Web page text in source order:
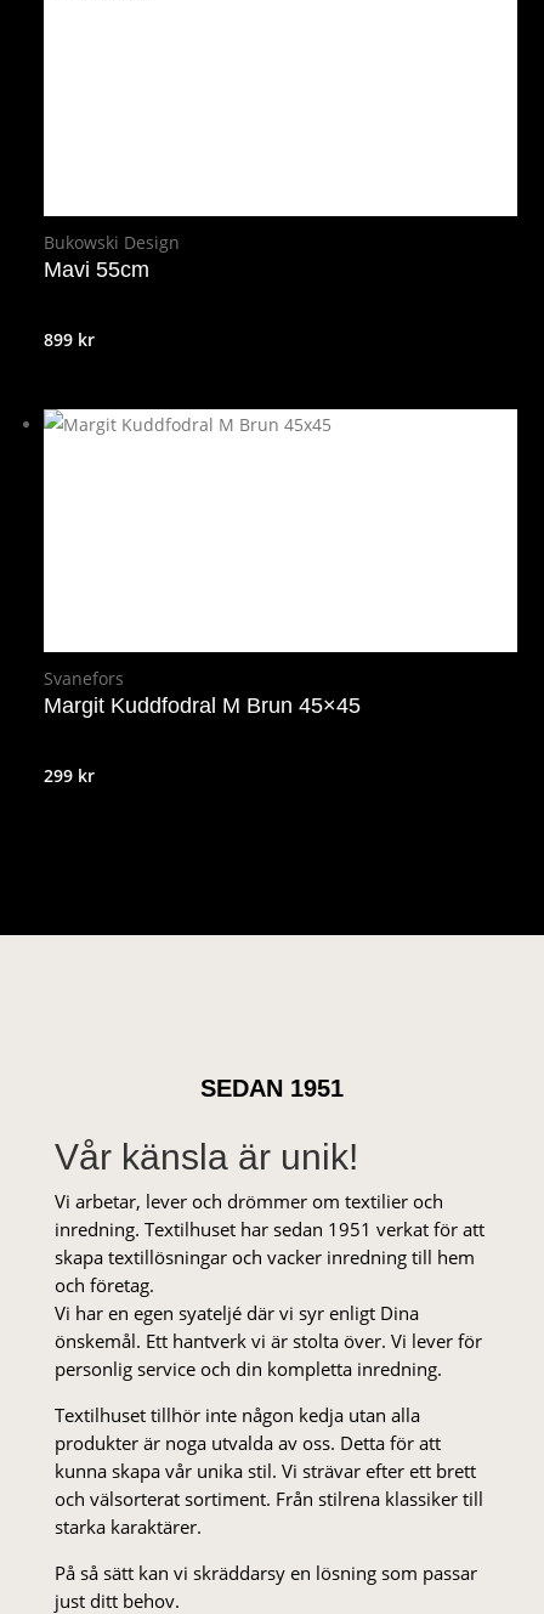
Bukowski Design
Mavi 55cm
899 kr
Svanefors
Margit Kuddfodral M Brun 45×45
299 kr
SEDAN 1951
Vår känsla är unik!
Vi arbetar, lever och drömmer om textilier och
inredning. Textilhuset har sedan 1951 verkat för att
skapa textillösningar och vacker inredning till hem
och företag.
Vi har en egen syateljé där vi syr enligt Dina
önskemål. Ett hantverk vi är stolta över. Vi lever för
personlig service och din kompletta inredning.
Textilhuset tillhör inte någon kedja utan alla
produkter är noga utvalda av oss. Detta för att
kunna skapa vår unika stil. Vi strä­var efter ett brett
och välsorterat sor­ti­ment. Från stil­rena klas­siker till
starka karaktärer.
På så sätt kan vi skräddarsy en lösning som passar
just ditt behov.